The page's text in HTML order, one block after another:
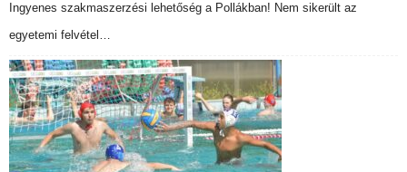
Ingyenes szakmaszerzési lehetőség a Pollákban! Nem sikerült az
egyetemi felvétel…